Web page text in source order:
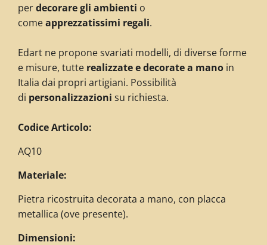
perdecorare gli ambienti o
comeapprezzatissimi regali.
Edart ne propone svariati modelli, di diverse forme
e misure, tutte realizzate e decorate a mano in
Italia dai propri artigiani. Possibilità
di personalizzazioni su richiesta.
Codice Articolo:
AQ10
Materiale:
Pietra ricostruita decorata a mano, con placca
metallica (ove presente).
Dimensioni: